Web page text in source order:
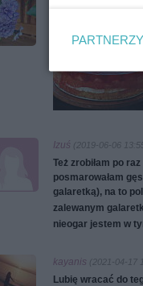
Izuś (2019-06-06
Też zrobiłam po
posmarowałam
galaretką), na to
zalewanym
nieogar jestem w
kayanis (2021-04-17
Lubię wracać do
PARTNERZY